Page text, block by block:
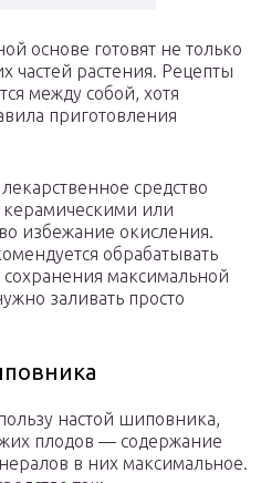
основе готовят не только
частей растения. Рецепты
между собой, хотя
приготовления
средство
керамическими или
избежание окисления.
обрабатывать
максимальной
заливать просто
настой шиповника,
плодов — содержание
в них максимальное.